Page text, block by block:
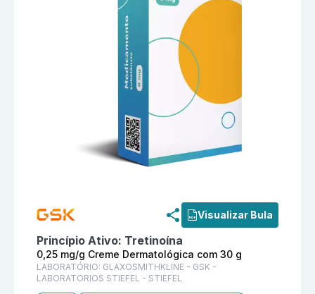
Visualizar Bula
Princípio Ativo: Tretinoína
0,25 mg/g Creme Dermatológica com 30 g
LABORATÓRIO: GLAXOSMITHKLINE - GSK -
LABORATORIOS STIEFEL - STIEFEL